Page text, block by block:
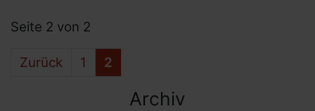
Seite 2 von 2
Zurück 1 2
Archiv